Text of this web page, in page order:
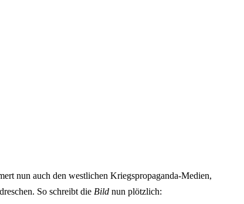
nun auch den westlichen Kriegspropaganda-Medien,
So schreibt die Bild nun plötzlich: